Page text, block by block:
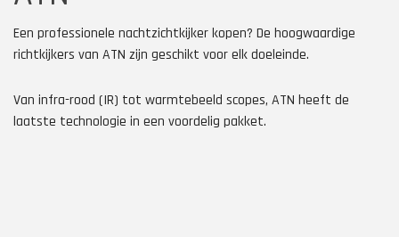
Een professionele nachtzichtkijker kopen? De hoogwaardige
richtkijkers van ATN zijn geschikt voor elk doeleinde.
Van infra-rood (IR) tot warmtebeeld scopes, ATN heeft de
laatste technologie in een voordelig pakket.